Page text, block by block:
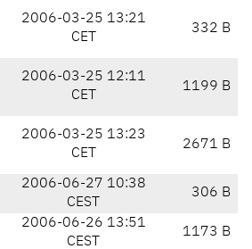
2006-03-25 13:21
CET
332 B
2006-03-25 12:11
CET
1199 B
2006-03-25 13:23
CET
2671 B
2006-06-27 10:38
CEST
306 B
2006-06-26 13:51
CEST
1173 B